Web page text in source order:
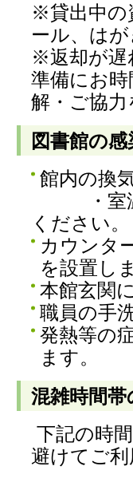
※貸出中の
ール、は
※返却が遅
準備にお
解・ご協
図書館の
館内の換
・室温
ください。
カウンタ
を設置し
本館玄関
職員の手
発熱等の
ます。
混雑時間
下記の時
避けてご